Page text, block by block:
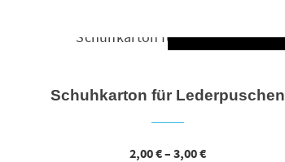
Dieses Produkt weist mehrere Varianten auf. Die Optionen können auf der Produktseite gewählt werden
Schuhkarton für Lederpuschen
2,00€– 3,00€Preisspanne: